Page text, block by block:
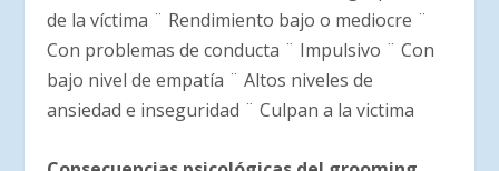
de la víctima ¨ Rendimiento bajo o mediocre ¨
Con problemas de conducta ¨ Impulsivo ¨ Con
bajo nivel de empatía ¨ Altos niveles de
ansiedad e inseguridad ¨ Culpan a la victima